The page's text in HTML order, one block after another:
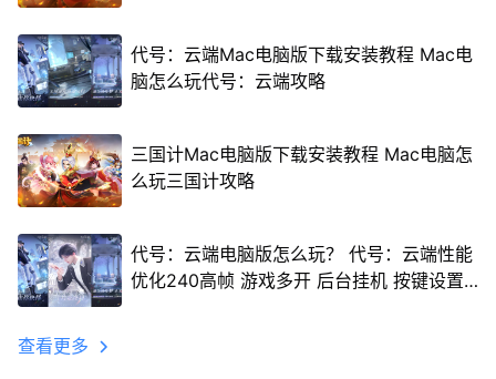
代号：云端Mac电脑版下载安装教程 Mac电
脑怎么玩代号：云端攻略
三国计Mac电脑版下载安装教程 Mac电脑怎
么玩三国计攻略
代号：云端电脑版怎么玩？ 代号：云端性能
优化240高帧 游戏多开 后台挂机 按键设置
查看更多